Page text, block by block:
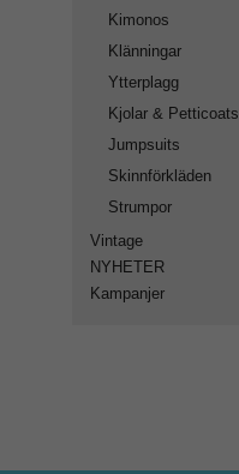
Kimonos
Klänningar
Ytterplagg
Kjolar & Petticoats
Jumpsuits
Skinnförkläden
Strumpor
Vintage
NYHETER
Kampanjer